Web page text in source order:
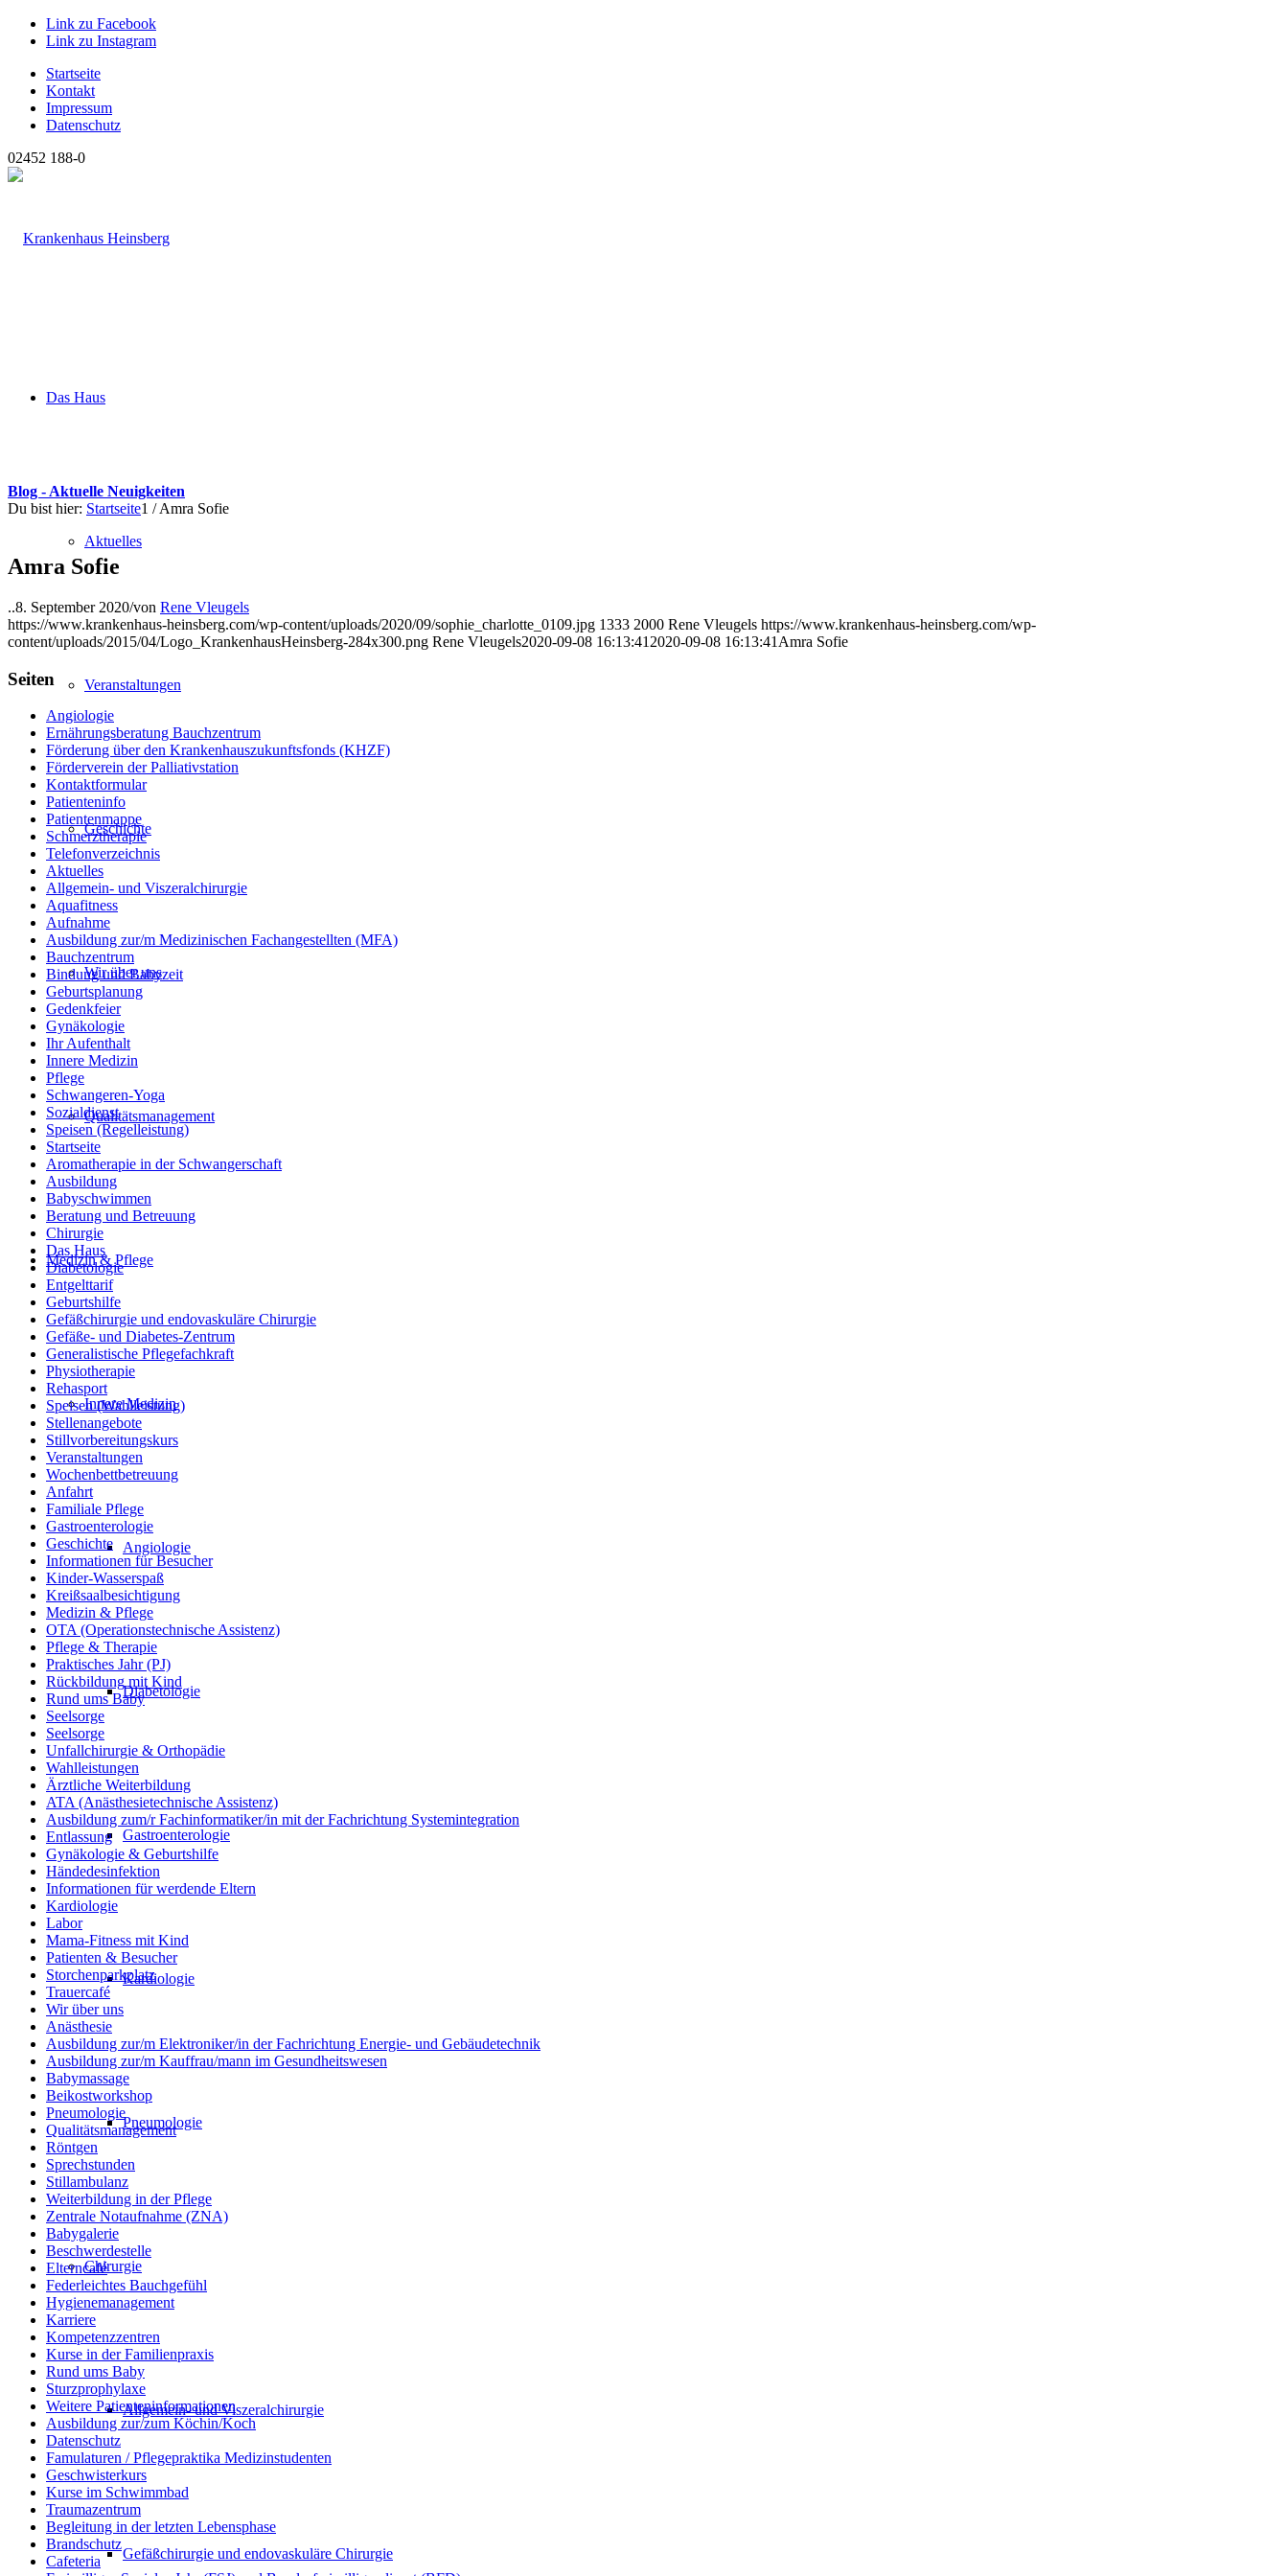
Link zu Facebook
Link zu Instagram
Startseite
Kontakt
Impressum
Datenschutz
02452 188-0
Das Haus
Aktuelles
Veranstaltungen
Geschichte
Wir über uns
Qualitätsmanagement
Medizin & Pflege
Innere Medizin
Angiologie
Diabetologie
Gastroenterologie
Kardiologie
Pneumologie
Chirurgie
Allgemein- und Viszeralchirurgie
Gefäßchirurgie und endovaskuläre Chirurgie
Blog - Aktuelle Neuigkeiten
Du bist hier: Startseite1 / Amra Sofie
Amra Sofie
..8. September 2020/von Rene Vleugels
https://www.krankenhaus-heinsberg.com/wp-content/uploads/2020/09/sophie_charlotte_0109.jpg 1333 2000 Rene Vleugels https://www.krankenhaus-heinsberg.com/wp-
content/uploads/2015/04/Logo_KrankenhausHeinsberg-284x300.png Rene Vleugels2020-09-08 16:13:41 2020-09-08 16:13:41 Amra Sofie
Seiten
Angiologie
Ernährungsberatung Bauchzentrum
Förderung über den Krankenhauszukunftsfonds (KHZF)
Förderverein der Palliativstation
Kontaktformular
Patienteninfo
Patientenmappe
Schmerztherapie
Telefonverzeichnis
Aktuelles
Allgemein- und Viszeralchirurgie
Aquafitness
Aufnahme
Ausbildung zur/m Medizinischen Fachangestellten (MFA)
Bauchzentrum
Bindung und Babyzeit
Geburtsplanung
Gedenkfeier
Gynäkologie
Ihr Aufenthalt
Innere Medizin
Pflege
Schwangeren-Yoga
Sozialdienst
Speisen (Regelleistung)
Startseite
Aromatherapie in der Schwangerschaft
Ausbildung
Babyschwimmen
Beratung und Betreuung
Chirurgie
Das Haus
Diabetologie
Entgelttarif
Geburtshilfe
Gefäßchirurgie und endovaskuläre Chirurgie
Gefäße- und Diabetes-Zentrum
Generalistische Pflegefachkraft
Physiotherapie
Rehasport
Speisen (Wahlleistung)
Stellenangebote
Stillvorbereitungskurs
Veranstaltungen
Wochenbettbetreuung
Anfahrt
Familiale Pflege
Gastroenterologie
Geschichte
Informationen für Besucher
Kinder-Wasserspaß
Kreißsaalbesichtigung
Medizin & Pflege
OTA (Operationstechnische Assistenz)
Pflege & Therapie
Praktisches Jahr (PJ)
Rückbildung mit Kind
Rund ums Baby
Seelsorge
Seelsorge
Unfallchirurgie & Orthopädie
Wahlleistungen
Ärztliche Weiterbildung
ATA (Anästhesietechnische Assistenz)
Ausbildung zum/r Fachinformatiker/in mit der Fachrichtung Systemintegration
Entlassung
Gynäkologie & Geburtshilfe
Händedesinfektion
Informationen für werdende Eltern
Kardiologie
Labor
Mama-Fitness mit Kind
Patienten & Besucher
Storchenparkplatz
Trauercafé
Wir über uns
Anästhesie
Ausbildung zur/m Elektroniker/in der Fachrichtung Energie- und Gebäudetechnik
Ausbildung zur/m Kauffrau/mann im Gesundheitswesen
Babymassage
Beikostworkshop
Pneumologie
Qualitätsmanagement
Röntgen
Sprechstunden
Stillambulanz
Weiterbildung in der Pflege
Zentrale Notaufnahme (ZNA)
Babygalerie
Beschwerdestelle
Elterncafé
Federleichtes Bauchgefühl
Hygienemanagement
Karriere
Kompetenzzentren
Kurse in der Familienpraxis
Rund ums Baby
Sturzprophylaxe
Weitere Patienteninformationen
Ausbildung zur/zum Köchin/Koch
Datenschutz
Famulaturen / Pflegepraktika Medizinstudenten
Geschwisterkurs
Kurse im Schwimmbad
Traumazentrum
Begleitung in der letzten Lebensphase
Brandschutz
Cafeteria